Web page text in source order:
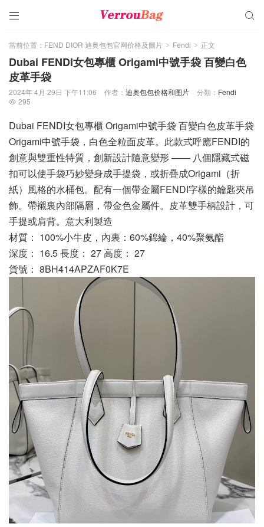
 
當前位置： FEND DIOR 迪奥包包官网价格及圖片 > Fendi > 正文
Dubai FENDI女包專櫃 Origami中號手袋 百變白色
皮革手袋
2024年 4月 29日 下午11:06 作者： 迪奥包包价格和图片 分類： Fendi
 295
Dubai FENDI女包專櫃 Origami中號手袋 百變白色皮革手袋
Origami中號手袋，白色全粒面皮革。此款式呼應FENDI的
創意與雙重性特質，創新設計隨意變形 —— 八個隱藏式磁
扣可以使手袋巧妙變身成手提袋，或折疊成Origami（折
紙）風格的水桶包。配有一個帶金屬FENDI字樣的鑰匙夾吊
飾。帶襯裏內部隔層，帶金色金屬件。皮革雙手柄設計，可
手提或肩背。意大利製造
材質： 100%小牛皮，內裏：60%錦綸，40%聚氨酯
深度： 16.5 長度： 27 高度： 27
貨號： 8BH414APZAF0K7E